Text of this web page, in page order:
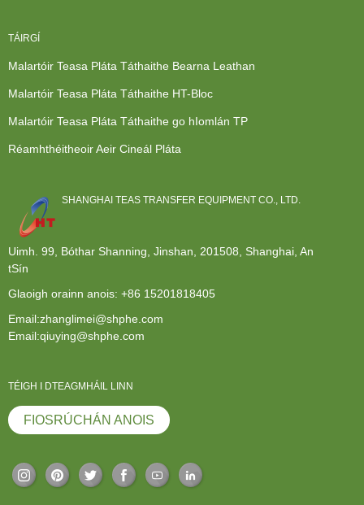
TÁIRGÍ
Malartóir Teasa Pláta Táthaithe Bearna Leathan
Malartóir Teasa Pláta Táthaithe HT-Bloc
Malartóir Teasa Pláta Táthaithe go hIomlán TP
Réamhthéitheoir Aeir Cineál Pláta
SHANGHAI TEAS TRANSFER EQUIPMENT CO., LTD.
Uimh. 99, Bóthar Shanning, Jinshan, 201508, Shanghai, An
tSín
Glaoigh orainn anois: +86 15201818405
Email:zhanglimei@shphe.com
Email:qiuying@shphe.com
TÉIGH I DTEAGMHÁIL LINN
FIOSRÚCHÁN ANOIS